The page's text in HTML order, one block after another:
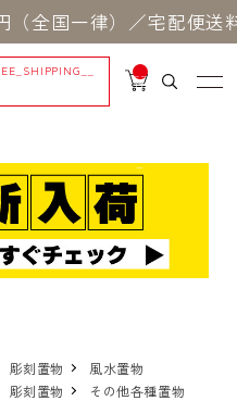
全国一律）／宅配便送
__
IT
_
彫刻置物
風水置物
彫刻置物
その他各種置物